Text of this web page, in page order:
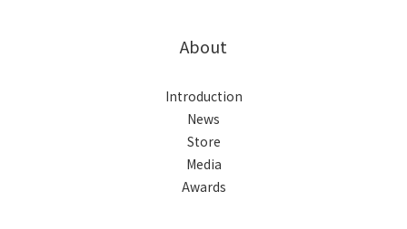
About
Introduction
News
Store
Media
Awards